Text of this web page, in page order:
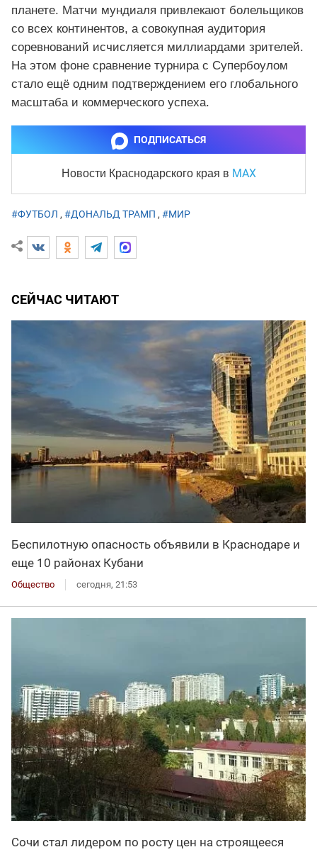
планете. Матчи мундиаля привлекают болельщиков
со всех континентов, а совокупная аудитория
соревнований исчисляется миллиардами зрителей.
На этом фоне сравнение турнира с Супербоулом
стало ещё одним подтверждением его глобального
масштаба и коммерческого успеха.
ПОДПИСАТЬСЯ
Новости Краснодарского края в MAX
#ФУТБОЛ , #ДОНАЛЬД ТРАМП , #МИР
СЕЙЧАС ЧИТАЮТ
Беспилотную опасность объявили в Краснодаре и
еще 10 районах Кубани
Общество сегодня, 21:53
Сочи стал лидером по росту цен на строящееся